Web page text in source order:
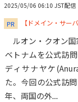
2025/05/06 06:10 JST配信
PR 【ドメイン・サー
ルオン・クオン国
ベトナムを公式訪
ディサナヤケ
た。今回の公式訪
年、両国の外...